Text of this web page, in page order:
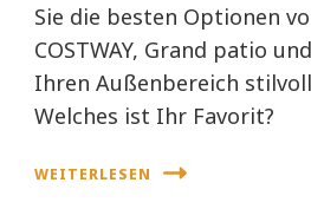
Sie die besten Optionen
COSTWAY, Grand patio
Ihren Außenbereich
Welches ist Ihr Favorit?
WEITERLESEN